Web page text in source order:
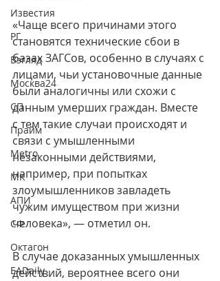
Известия
РГ
Взгляд
Москва24
СП
Прайм
Metro
МК
АПИ
СФ
Октагон
EADaily
«Чаще всего причинами этого
становятся технические сбои в
базах ЗАГСов, особенно в случаях с
лицами, чьи установочные данные
были аналогичны или схожи с
данным умерших граждан. Вместе
с тем такие случаи происходят и
связи с умышленными
незаконными действиями,
например, при попытках
злоумышленников завладеть
чужим имуществом при жизни
человека», — отметил он.
В случае доказанных умышленных
действий, вероятнее всего они